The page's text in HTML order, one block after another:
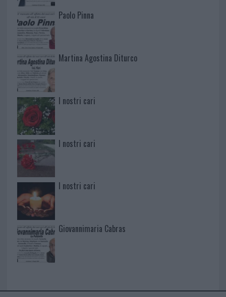
Paolo Pinna
Martina Agostina Diturco
I nostri cari
I nostri cari
I nostri cari
Giovannimaria Cabras